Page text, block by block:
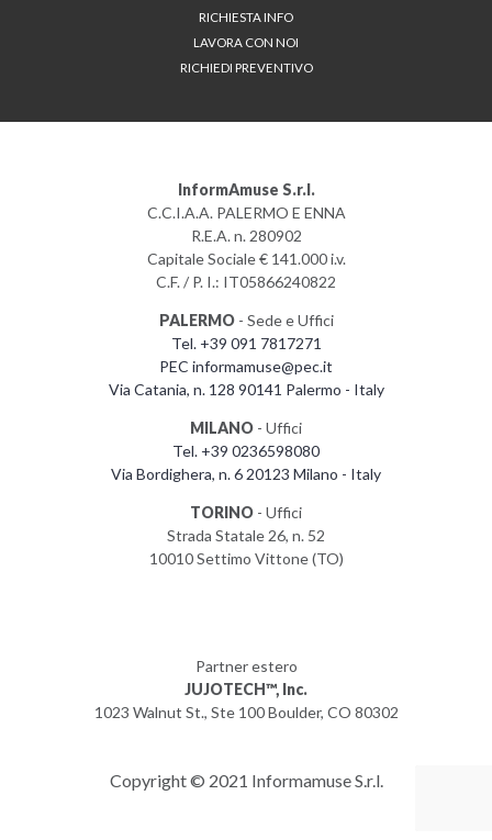
RICHIESTA INFO
LAVORA CON NOI
RICHIEDI PREVENTIVO
InformAmuse S.r.l.
C.C.I.A.A. PALERMO E ENNA
R.E.A. n. 280902
Capitale Sociale € 141.000 i.v.
C.F. / P. I.: IT05866240822
PALERMO- Sede e Uffici
Tel. +39 091 7817271
PEC informamuse@pec.it
Via Catania, n. 128 90141 Palermo - Italy
MILANO - Uffici
Tel. +39 0236598080
Via Bordighera, n. 6 20123 Milano - Italy
TORINO - Uffici
Strada Statale 26, n. 52
10010 Settimo Vittone (TO)
Partner estero
JUJOTECH™, Inc.
1023 Walnut St., Ste 100 Boulder, CO 80302
Copyright © 2021 Informamuse S.r.l.